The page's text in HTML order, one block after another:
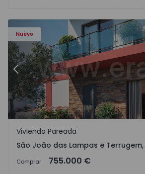
Nuevo
Anterior
São João das Lampas e Terrugem,
Vivienda Pareada
São João das Lampas e Terrugem,
Comprar 755.000 €